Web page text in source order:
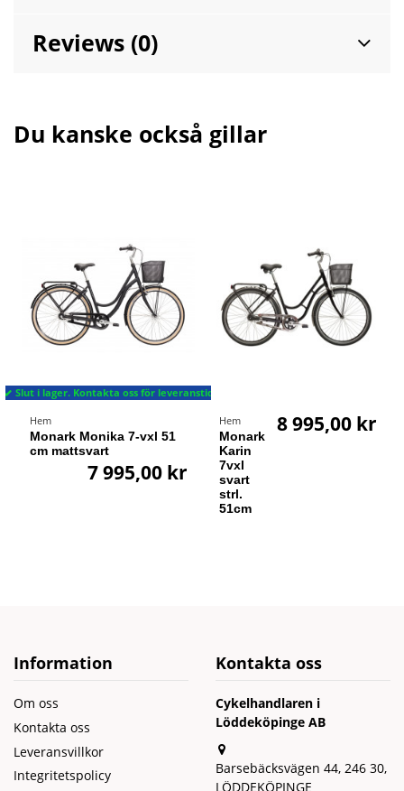
Reviews (0)
Du kanske också gillar
Slut i lager. Kontakta oss för leveranstid
Hem
Monark Monika 7-vxl 51
cm mattsvart
7 995,00 kr
Hem
Monark
Karin
7vxl
svart
strl.
51cm
8 995,00 kr
Information
Om oss
Kontakta oss
Leveransvillkor
Integritetspolicy
Kontakta oss
Cykelhandlaren i
Löddeköpinge AB
Barsebäcksvägen 44, 246 30,
LÖDDEKÖPINGE